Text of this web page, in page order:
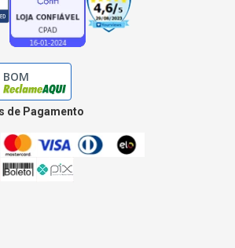
de Pagamento